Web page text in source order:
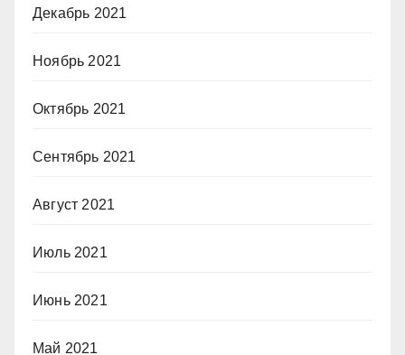
Декабрь 2021
Ноябрь 2021
Октябрь 2021
Сентябрь 2021
Август 2021
Июль 2021
Июнь 2021
Май 2021